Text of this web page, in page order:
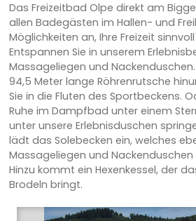
Das Freizeitbad Olpe direkt am
allen Badegästen im Hallen- und
Möglichkeiten an, Ihre Freizeit
Entspannen Sie in unserem
Massageliegen und
94,5 Meter lange Röhrenrutsche
Sie in die Fluten des Sportbeckens.
Ruhe im Dampfbad unter einem
unter unsere Erlebnisduschen
lädt das Solebecken ein, welches
Massageliegen und
Hinzu kommt ein Hexenkessel, der
Brodeln bringt.